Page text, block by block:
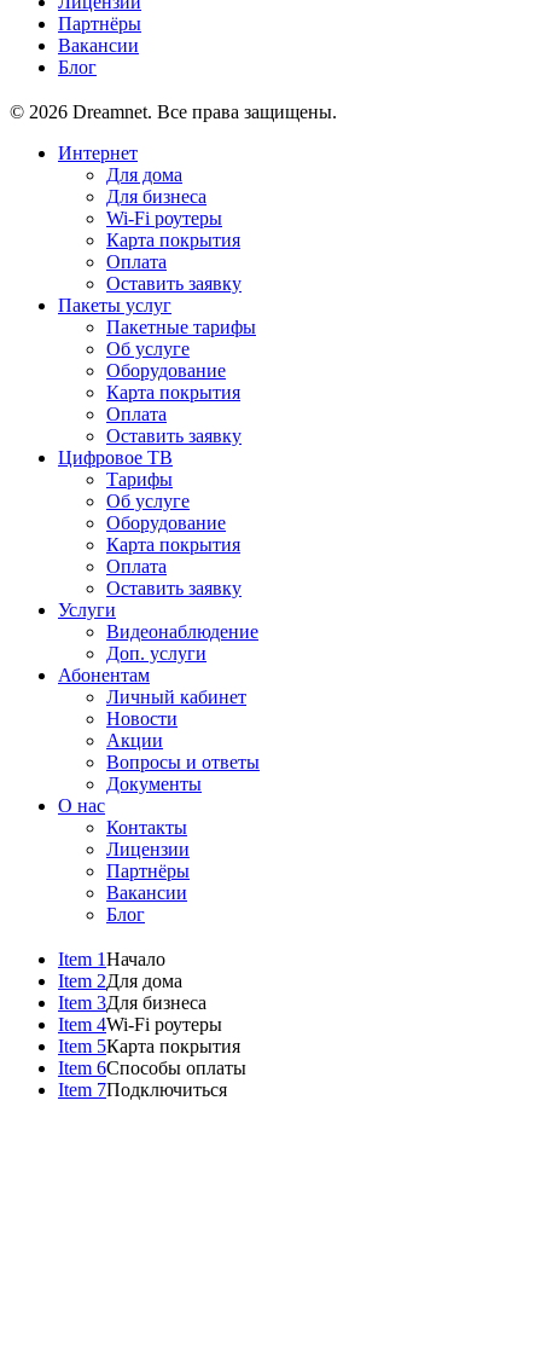
Партнёры
Вакансии
Блог
© 2026 Dreamnet. Все права защищены.
Интернет
Для дома
Для бизнеса
Wi-Fi роутеры
Карта покрытия
Оплата
Оставить заявку
Пакеты услуг
Пакетные тарифы
Об услуге
Оборудование
Карта покрытия
Оплата
Оставить заявку
Цифровое ТВ
Тарифы
Об услуге
Оборудование
Карта покрытия
Оплата
Оставить заявку
Услуги
Видеонаблюдение
Доп. услуги
Абонентам
Личный кабинет
Новости
Акции
Вопросы и ответы
Документы
О нас
Контакты
Лицензии
Партнёры
Вакансии
Блог
Item 1Начало
Item 2Для дома
Item 3Для бизнеса
Item 4Wi-Fi роутеры
Item 5Карта покрытия
Item 6Способы оплаты
Item 7Подключиться